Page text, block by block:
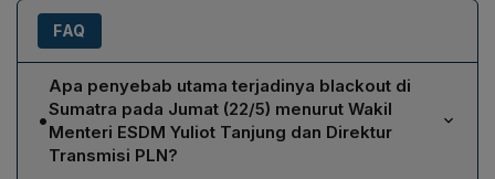
FAQ
•
Apa penyebab utama terjadinya blackout di
Sumatra pada Jumat (22/5) menurut Wakil
Menteri ESDM Yuliot Tanjung dan Direktur
Transmisi PLN?